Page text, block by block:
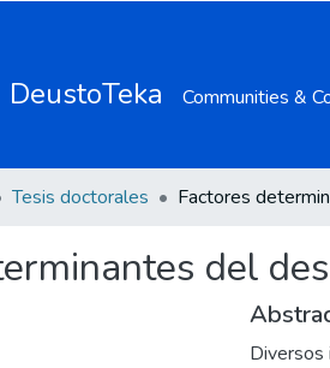
DeustoTeka Communities &
Tesis doctorales
del
Diversos